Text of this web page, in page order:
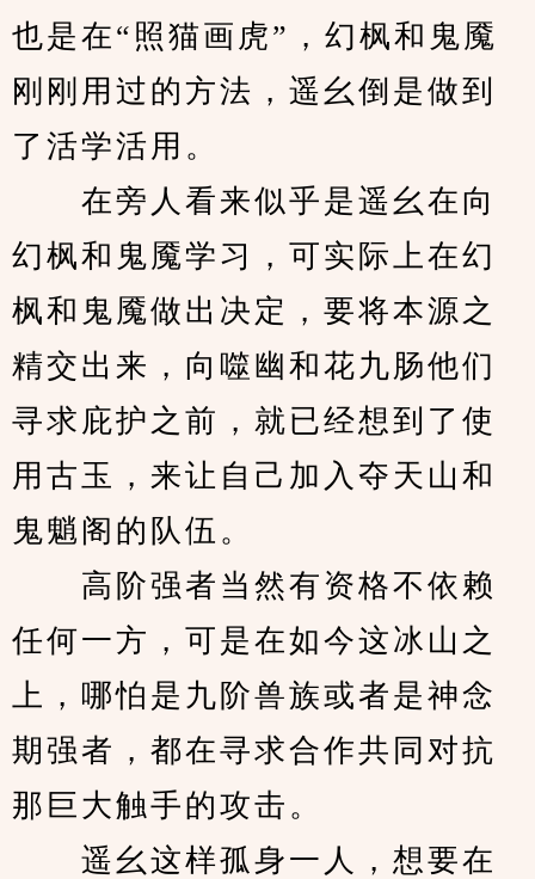
也是在“照猫画虎”，幻枫和鬼魇
刚刚用过的方法，遥幺倒是做到
了活学活用。
在旁人看来似乎是遥幺在向
幻枫和鬼魇学习，可实际上在幻
枫和鬼魇做出决定，要将本源之
精交出来，向噬幽和花九肠他们
寻求庇护之前，就已经想到了使
用古玉，来让自己加入夺天山和
鬼魈阁的队伍。
高阶强者当然有资格不依赖
任何一方，可是在如今这冰山之
上，哪怕是九阶兽族或者是神念
期强者，都在寻求合作共同对抗
那巨大触手的攻击。
遥幺这样孤身一人，想要在